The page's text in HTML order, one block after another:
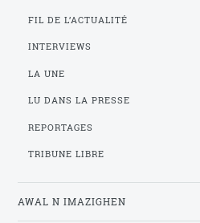
FIL DE L’ACTUALITÉ
INTERVIEWS
LA UNE
LU DANS LA PRESSE
REPORTAGES
TRIBUNE LIBRE
AWAL N IMAZIGHEN